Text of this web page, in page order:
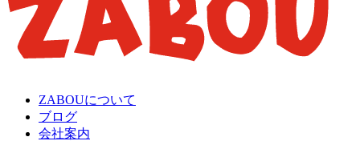
ZABOUについて
ブログ
会社案内